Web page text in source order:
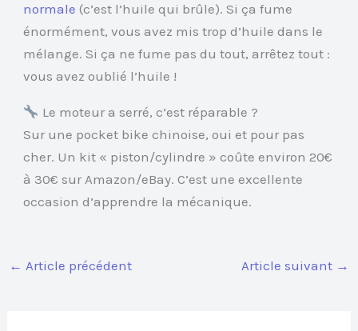
normale (c’est l’huile qui brûle). Si ça fume
énormément, vous avez mis trop d’huile dans le
mélange. Si ça ne fume pas du tout, arrêtez tout :
vous avez oublié l’huile !
Le moteur a serré, c’est réparable ?
Sur une pocket bike chinoise, oui et pour pas
cher. Un kit « piston/cylindre » coûte environ 20€
à 30€ sur Amazon/eBay. C’est une excellente
occasion d’apprendre la mécanique.
← Article précédent Article suivant →